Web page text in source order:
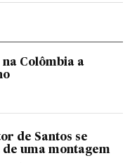
na Colômbia a
de Santos se
uma montagem